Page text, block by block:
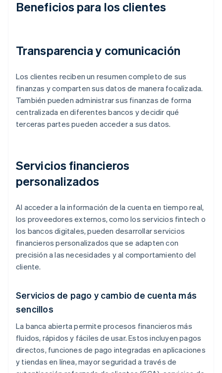
Beneficios para los clientes
Transparencia y comunicación
Los clientes reciben un resumen completo de sus
finanzas y comparten sus datos de manera focalizada.
También pueden administrar sus finanzas de forma
centralizada en diferentes bancos y decidir qué
terceras partes pueden acceder a sus datos.
Servicios financieros
personalizados
Al acceder a la información de la cuenta en tiempo real,
los proveedores externos, como los servicios fintech o
los bancos digitales, pueden desarrollar servicios
financieros personalizados que se adapten con
precisión a las necesidades y al comportamiento del
cliente.
Servicios de pago y cambio de cuenta más
sencillos
La banca abierta permite procesos financieros más
fluidos, rápidos y fáciles de usar. Estos incluyen pagos
directos, funciones de pago integradas en aplicaciones
y tiendas en línea, mayor seguridad a través de